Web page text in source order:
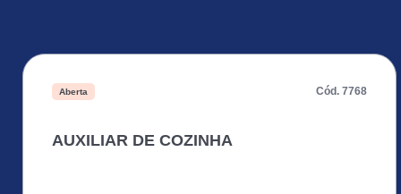
Aberta Cód. 7768
AUXILIAR DE COZINHA